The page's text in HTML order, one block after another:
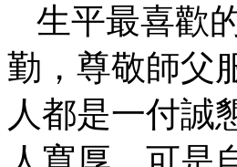
生平最喜歡
勤，尊敬師父
人都是一付誠